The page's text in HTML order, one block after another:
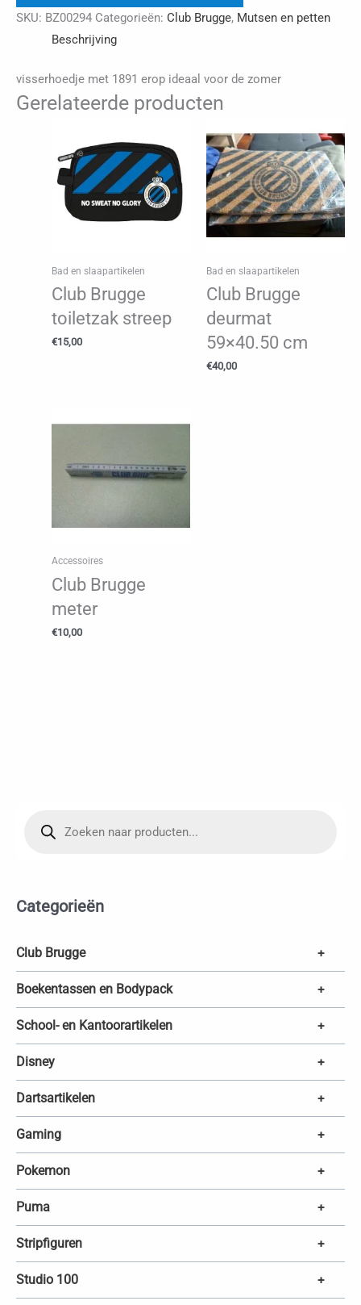
n
z
k
e
n
Categorieën
Club Brugge +
Boekentassen en Bodypack +
School- en Kantoorartikelen +
Disney +
Dartsartikelen +
Gaming +
Pokemon +
Puma +
Stripfiguren +
Studio 100 +
aantal
SKU: BZ00294 Categorieën: Club Brugge, Mutsen en petten
Beschrijving
visserhoedje met 1891 erop ideaal voor de zomer
Gerelateerde producten
Bad en slaapartikelen
Club Brugge
toiletzak streep
€15,00
Bad en slaapartikelen
Club Brugge
deurmat
59×40.50 cm
€40,00
Accessoires
Club Brugge
meter
€10,00